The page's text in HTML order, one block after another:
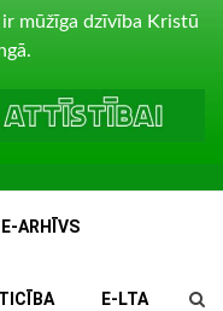
mūžīga dzīvība Kristū
E-ARHĪVS
E-LTA